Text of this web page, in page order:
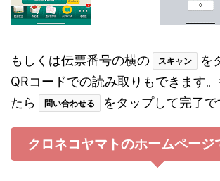
もしくは伝票番号の横の スキャン
を
QRコードでの読み取りもできます
たら
問い合わせる をタップして完了で
クロネコヤマトのホームページ